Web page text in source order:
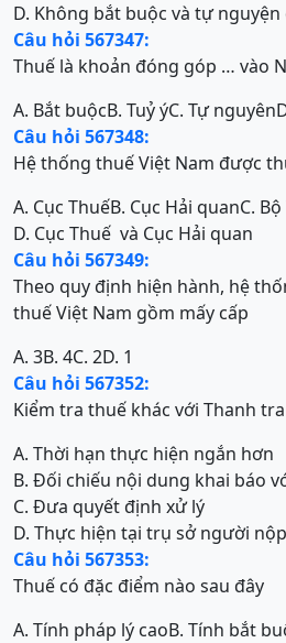
D. Không bắt buộc và tự
Câu hỏi 567347:
Thuế là khoản đóng góp … vào
A. Bắt buộcB. Tuỷ ýC. Tự nguyên
Câu hỏi 567348:
Hệ thống thuế Việt Nam được
A. Cục ThuếB. Cục Hải quanC.
D. Cục Thuế và Cục Hải quan
Câu hỏi 567349:
Theo quy định hiện hành, hệ
thuế Việt Nam gồm mấy cấp
A. 3B. 4C. 2D. 1
Câu hỏi 567352:
Kiểm tra thuế khác với Thanh
A. Thời hạn thực hiện ngắn hơn
B. Đối chiếu nội dung khai báo
C. Đưa quyết định xử lý
D. Thực hiện tại trụ sở người
Câu hỏi 567353:
Thuế có đặc điểm nào sau đây
A. Tính pháp lý caoB. Tính bắt